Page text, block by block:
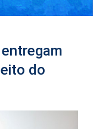
do